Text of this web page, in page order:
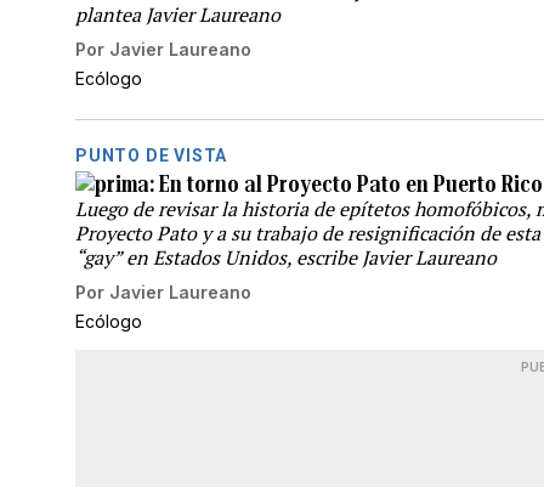
plantea Javier Laureano
Por Javier Laureano
Ecólogo
PUNTO DE VISTA
En torno al Proyecto Pato en Puerto Rico
Luego de revisar la historia de epítetos homofóbicos,
Proyecto Pato y a su trabajo de resignificación de
“gay” en Estados Unidos, escribe Javier Laureano
Por Javier Laureano
Ecólogo